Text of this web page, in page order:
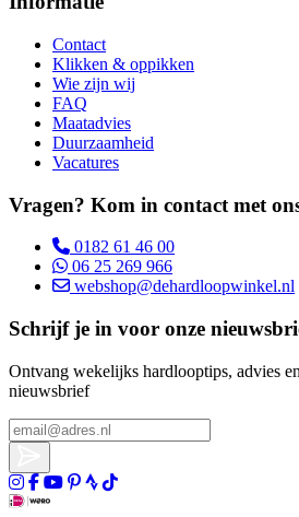
Contact
Klikken & oppikken
Wie zijn wij
FAQ
Maatadvies
Duurzaamheid
Vacatures
Vragen? Kom in contact met
0182 61 46 00
06 25 269 966
webshop@dehardloopwinkel.nl
Schrijf je in voor onze
Ontvang wekelijks hardlooptips, advies
nieuwsbrief